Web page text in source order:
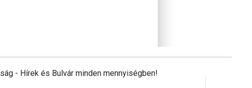
- Hírek és Bulvár minden mennyiségben!